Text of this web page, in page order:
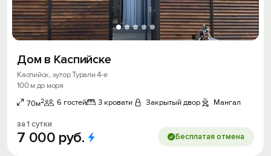
Дом в Каспийске
Каспийск, хутор Турали 4-е
100 м до моря
70м2 6 гостей 3 кровати Закрытый двор Мангал
за 1 сутки
7 000 руб. Бесплатая отмена